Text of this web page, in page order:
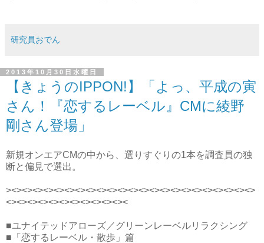
研究員おでん
2013年10月30日水曜日
【きょうのIPPON!】「よっ、平成の寅
さん！『恋するレーベル』CMに綾野
剛さん登場」
新規オンエアCMの中から、選りすぐりの1本を調査員の独
断と偏見で選出。
><><><><><><><><><><><><><><><><><><><><><><><>
<><><><><><><><><><><><
■ユナイテッドアローズ／グリーンレーベルリラクシング
■「恋するレーベル・散歩」篇